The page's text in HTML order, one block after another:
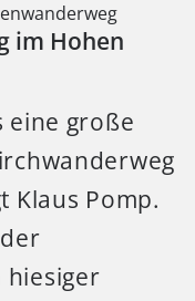
im Hohen
eine große
Klaus Pomp.
hiesiger